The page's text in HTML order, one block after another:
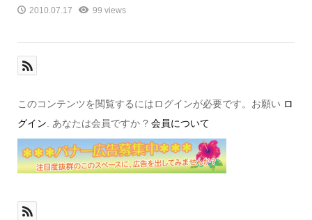
2010.07.17 99 views
このコンテンツを閲覧するにはログインが必要です。お願い ロ
グイン . あなたは会員ですか ? 会員について